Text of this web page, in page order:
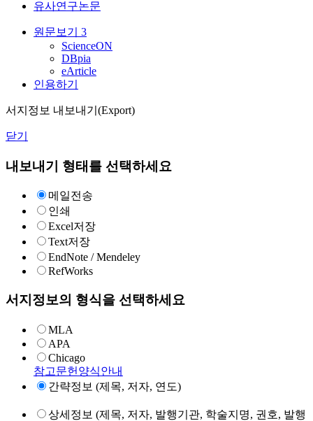
유사연구논문
원문보기 3
ScienceON
DBpia
eArticle
인용하기
서지정보 내보내기(Export)
닫기
내보내기 형태를 선택하세요
메일전송
인쇄
Excel저장
Text저장
EndNote / Mendeley
RefWorks
서지정보의 형식을 선택하세요
MLA
APA
Chicago
참고문헌양식안내
간략정보 (제목, 저자, 연도)
상세정보 (제목, 저자, 발행기관, 학술지명, 권호, 발행